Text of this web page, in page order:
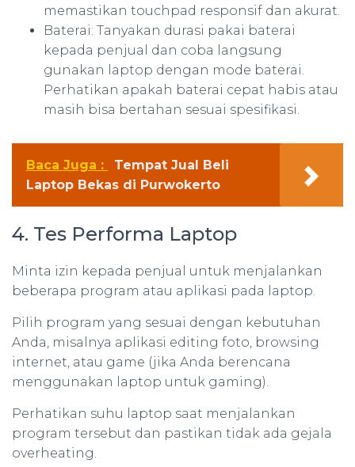
memastikan touchpad responsif dan akurat.
Baterai: Tanyakan durasi pakai baterai
kepada penjual dan coba langsung
gunakan laptop dengan mode baterai.
Perhatikan apakah baterai cepat habis atau
masih bisa bertahan sesuai spesifikasi.
Baca Juga :
Tempat Jual Beli
Laptop Bekas di Purwokerto
4. Tes Performa Laptop
Minta izin kepada penjual untuk menjalankan
beberapa program atau aplikasi pada laptop.
Pilih program yang sesuai dengan kebutuhan
Anda, misalnya aplikasi editing foto, browsing
internet, atau game (jika Anda berencana
menggunakan laptop untuk gaming).
Perhatikan suhu laptop saat menjalankan
program tersebut dan pastikan tidak ada gejala
overheating.